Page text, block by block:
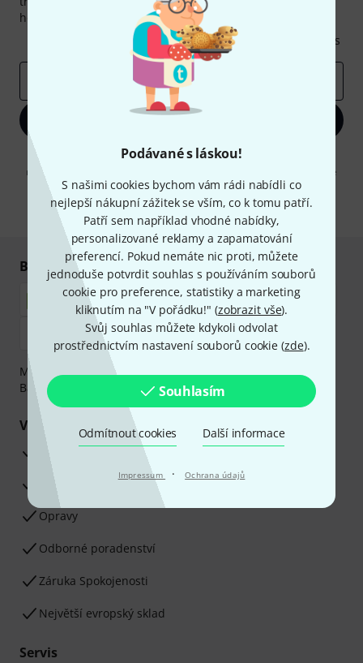
Podávané s láskou!
S našimi cookies bychom vám rádi nabídli co
nejlepší nákupní zážitek se vším, co k tomu patří.
Patří sem například vhodné nabídky,
personalizované reklamy a zapamatování
preferencí. Pokud nemáte nic proti, můžete
jednoduše potvrdit souhlas s používáním souborů
cookie pro preference, statistiky a marketing
kliknutím na "V pořádku!" (zobrazit vše).
Svůj souhlas můžete kdykoli odvolat
prostřednictvím nastavení souborů cookie (zde).
Souhlasím
Odmítnout cookies Další informace
Impressum · Ochrana údajů
hodnotě
Inspirativní příspěvky
Nabídky Thomann Insights
Zaregistrujte se
Kliknutím na "Zaregistrujte se" souhlasíte s přijímáním e-mailových
reklam a měřením chování při používání e-mailů. Odhlášení je možné
kdykoliv. Další informace naleznete v naší sekciOchrana údajů
* Požadováno
Bezpečný nákup i platba
Můžete bezpečně platit těmito metodami: Dobírka,
Bankovní převod, PayPal nebo Kreditní karta.
Vaše výhody
3letá záruka firmy Thomann
30denní záruka vrácení peněz
Opravy
Odborné poradenství
Záruka Spokojenosti
Největší evropský sklad
Servis